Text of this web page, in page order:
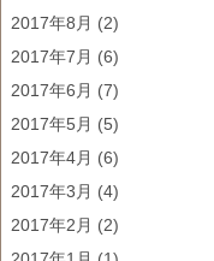
2017年8月 (2)
2017年7月 (6)
2017年6月 (7)
2017年5月 (5)
2017年4月 (6)
2017年3月 (4)
2017年2月 (2)